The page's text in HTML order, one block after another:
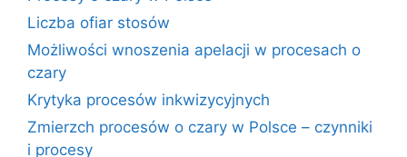
Liczba ofiar stosów
Możliwości wnoszenia apelacji w procesach o
czary
Krytyka procesów inkwizycyjnych
Zmierzch procesów o czary w Polsce – czynniki
i procesy